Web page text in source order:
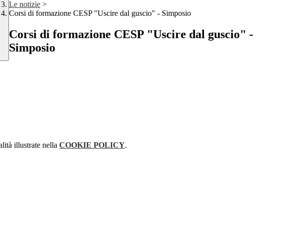
Le notizie >
Corsi di formazione CESP "Uscire dal guscio" - Simposio
Corsi di formazione CESP "Uscire dal guscio" -
Simposio
illustrate nella COOKIE POLICY.